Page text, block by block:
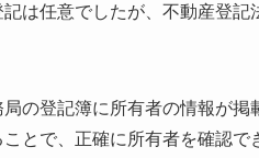
は任意でしたが、不動産登
の登記簿に所有者の情報が
とで、正確に所有者を確認で